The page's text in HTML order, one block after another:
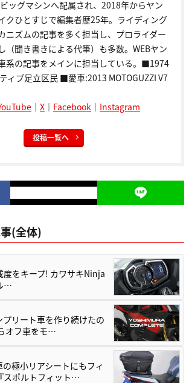
ッグマシンへ配属され、2018年からヤン
クひとすじで編集者歴25年。ライディング
ニズムの記事を多く担当し、プロライダー
（聞き書きによる代筆）も多数。WEBヤン
系の記事をメインに担当している。■1974
ィブ足立区民 ■愛車:2013 MOTOGUZZI V7
｜ X ｜ Facebook ｜ Instagram
投稿一覧へ
(全体)
度をキープ! カワサキNinja
…
リート車を作り続けたの
オフ車をモ…
極小リアシートにもフィ
スポルトフィット…